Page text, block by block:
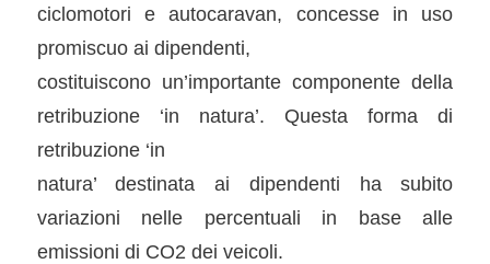
ciclomotori e autocaravan, concesse in uso
promiscuo ai dipendenti,
costituiscono un’importante componente della
retribuzione ‘in natura’. Questa forma di
retribuzione ‘in
natura’ destinata ai dipendenti ha subito
variazioni nelle percentuali in base alle
emissioni di CO2 dei veicoli.